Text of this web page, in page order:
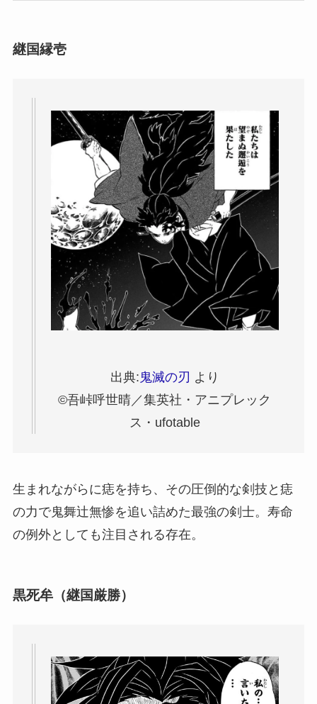
継国縁壱
出典: 鬼滅の刃 より
©吾峠呼世晴／集英社・アニプレック
ス・ufotable
生まれながらに痣を持ち、その圧倒的な剣技と痣
の力で鬼舞辻無惨を追い詰めた最強の剣士。寿命
の例外としても注目される存在。
黒死牟（継国厳勝）